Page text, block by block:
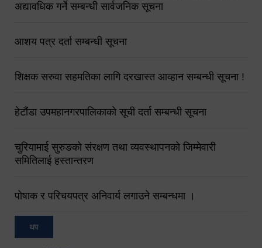
अद्यावधिक गर्ने सम्बन्धी सार्वजनिक सूचना
आशय पत्र दर्ता सम्बन्धी सूचना
शिक्षक सरुवा सहमतिका लागि दरखास्त आव्हान सम्बन्धी सूचना !
हेटौंडा उपमहानगरपालिकाको सूची दर्ता सम्बन्धी सूचना
चुरियामाई सुरुङको संरक्षण तथा व्यवस्थापनको जिम्मेवारी
समितिलाई हस्तान्तरण
पोषाक र परिचयपत्र अनिवार्य लगाउने सम्बन्धमा ।
थप